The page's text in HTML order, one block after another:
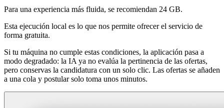
Para una experiencia más fluida, se recomiendan 24 GB.
Esta ejecución local es lo que nos permite ofrecer el servicio de
forma gratuita.
Si tu máquina no cumple estas condiciones, la aplicación pasa a
modo degradado: la IA ya no evalúa la pertinencia de las ofertas,
pero conservas la candidatura con un solo clic. Las ofertas se añaden
a una cola y postular solo toma unos minutos.